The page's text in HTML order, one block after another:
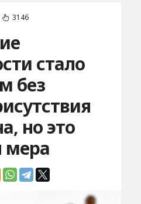
3146
стало
без
но это
мера